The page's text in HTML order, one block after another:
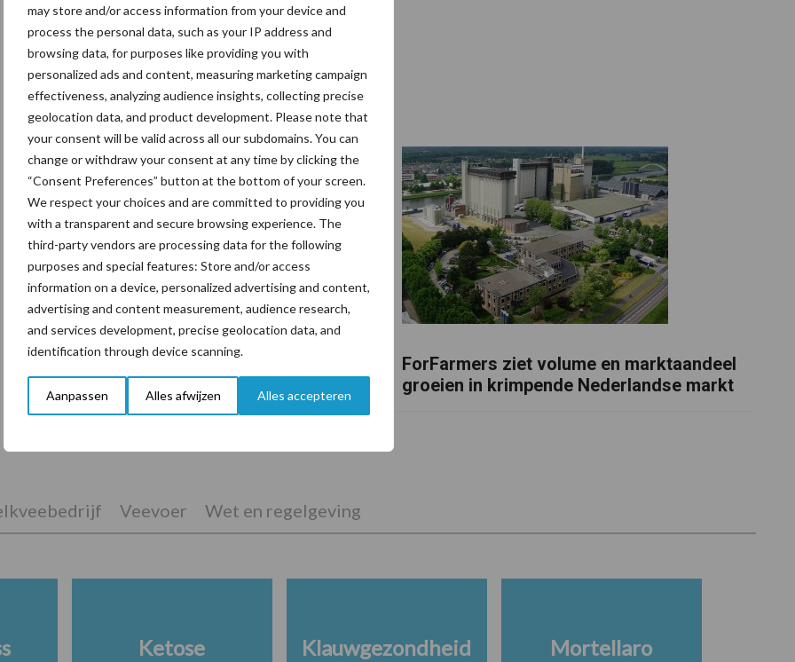
may store and/or access information from your device and
process the personal data, such as your IP address and
browsing data, for purposes like providing you with
personalized ads and content, measuring marketing campaign
effectiveness, analyzing audience insights, collecting precise
geolocation data, and product development. Please note that
your consent will be valid across all our subdomains. You can
change or withdraw your consent at any time by clicking the
“Consent Preferences” button at the bottom of your screen.
We respect your choices and are committed to providing you
with a transparent and secure browsing experience. The
third-party vendors are processing data for the following
purposes and special features: Store and/or access
information on a device, personalized advertising and content,
advertising and content measurement, audience research,
and services development, precise geolocation data, and
identification through device scanning.
Aanpassen Alles afwijzen Alles accepteren
De speenhuid: een vaak onderschatte
risicofactor voor mastitis
ForFarmers ziet volume en marktaandeel
groeien in krimpende Nederlandse markt
Veevoer Wet en regelgeving
Ketose Klauwgezondheid Mortellaro